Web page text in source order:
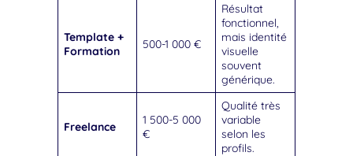
Template +
Formation
500-1 000 €
Résultat
fonctionnel,
mais identité
visuelle
souvent
générique.
Freelance
1 500-5 000
€
Qualité très
variable
selon les
profils.